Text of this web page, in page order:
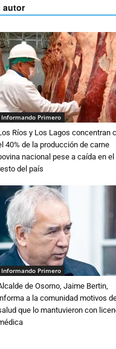
autor
Informando Primero
Ríos y Los Lagos concentran
40% de la producción de carne
nacional pese a caída en el
del país
Informando Primero
de Osorno, Jaime Bertin,
a la comunidad motivos
que lo mantuvieron con